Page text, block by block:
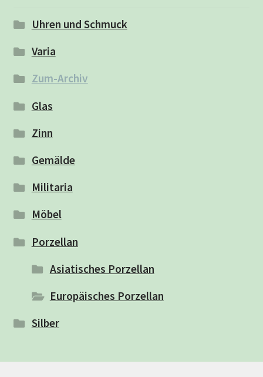
Uhren und Schmuck
Varia
Zum-Archiv
Glas
Zinn
Gemälde
Militaria
Möbel
Porzellan
Asiatisches Porzellan
Europäisches Porzellan
Silber